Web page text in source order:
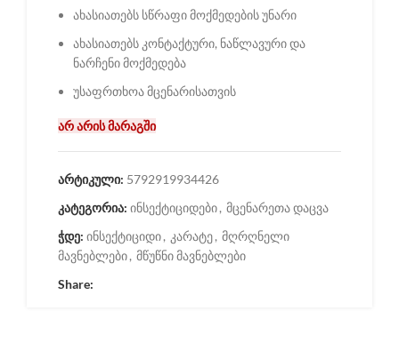
ახასიათებს სწრაფი მოქმედების უნარი
ახასიათებს კონტაქტური, ნაწლავური და
ნარჩენი მოქმედება
უსაფრთხოა მცენარისათვის
არ არის მარაგში
არტიკული: 5792919934426
კატეგორია: ინსექტიციდები, მცენარეთა დაცვა
ჭდე: ინსექტიციდი, კარატე, მღრღნელი
მავნებლები, მწუწნი მავნებლები
Share: